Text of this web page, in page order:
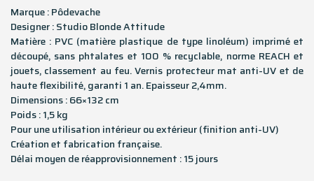
Marque : Pôdevache
Designer : Studio Blonde Attitude
Matière : PVC (matière plastique de type linoléum) imprimé et
découpé, sans phtalates et 100 % recyclable, norme REACH et
jouets, classement au feu. Vernis protecteur mat anti-UV et de
haute flexibilité, garanti 1 an. Epaisseur 2,4mm.
Dimensions : 66×132 cm
Poids : 1,5 kg
Pour une utilisation intérieur ou extérieur (finition anti-UV)
Création et fabrication française.
Délai moyen de réapprovisionnement : 15 jours